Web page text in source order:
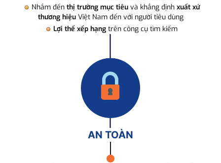
Nhắm đến thị trường mục tiêuvà khẳng định xuất xứ
thương hiệuViệt Nam đến với người tiêu dùng
Lợi thế xếp hạng trên công cụ tìm kiếm
AN TOÀN